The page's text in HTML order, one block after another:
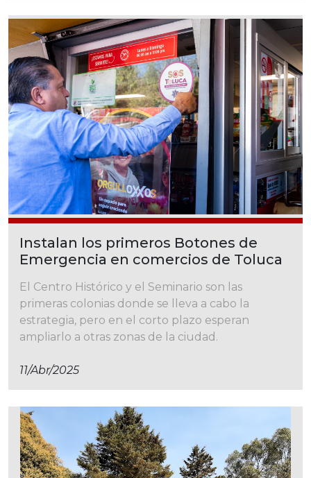
Instalan los primeros Botones de
Emergencia en comercios de Toluca
El Centro Histórico y el Seminario son las
primeras colonias donde se lleva a cabo la
estrategia, pero en el corto plazo esperan
ampliarlo a otras zonas de la ciudad.
11/abr/2025